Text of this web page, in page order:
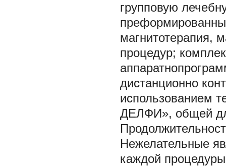
групповую
магнитотерапия,
процедур;
дистанционно
использованием
ДЕЛФИ», общей
Нежелательные
каждой